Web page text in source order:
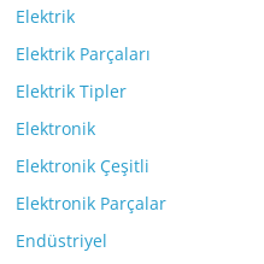
Elektrik
Elektrik Parçaları
Elektrik Tipler
Elektronik
Elektronik Çeşitli
Elektronik Parçalar
Endüstriyel